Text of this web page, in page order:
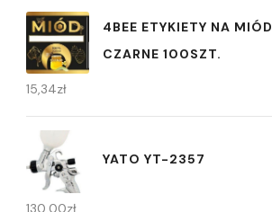
4BEE ETYKIETY NA
CZARNE 100SZT.
15,34zł
YATO YT-2357
130,00zł